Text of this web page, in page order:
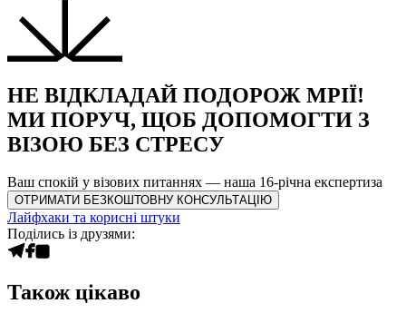
НЕ ВІДКЛАДАЙ ПОДОРОЖ МРІЇ!
МИ ПОРУЧ, ЩОБ ДОПОМОГТИ З
ВІЗОЮ БЕЗ СТРЕСУ
Ваш спокій у візових питаннях — наша 16-річна експертиза
ОТРИМАТИ БЕЗКОШТОВНУ КОНСУЛЬТАЦІЮ
Лайфхаки та корисні штуки
Поділись із друзями:
Також цікаво